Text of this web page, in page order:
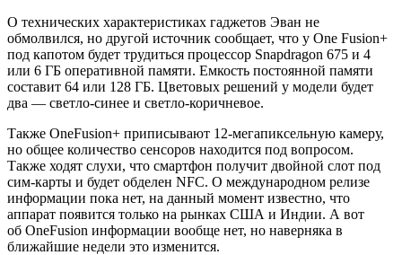
О технических характеристиках гаджетов Эван не
обмолвился, но другой источник сообщает, что у One Fusion+
под капотом будет трудиться процессор Snapdragon 675 и 4
или 6 ГБ оперативной памяти. Емкость постоянной памяти
составит 64 или 128 ГБ. Цветовых решений у модели будет
два — светло-синее и светло-коричневое.
Также OneFusion+ приписывают 12-мегапиксельную камеру,
но общее количество сенсоров находится под вопросом.
Также ходят слухи, что смартфон получит двойной слот под
сим-карты и будет обделен NFC. О международном релизе
информации пока нет, на данный момент известно, что
аппарат появится только на рынках США и Индии. А вот
об OneFusion информации вообще нет, но наверняка в
ближайшие недели это изменится.